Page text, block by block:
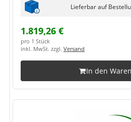
Lieferbar auf
1.819,26 €
pro 1 Stück
inkl. MwSt. zzgl. Versand
In den